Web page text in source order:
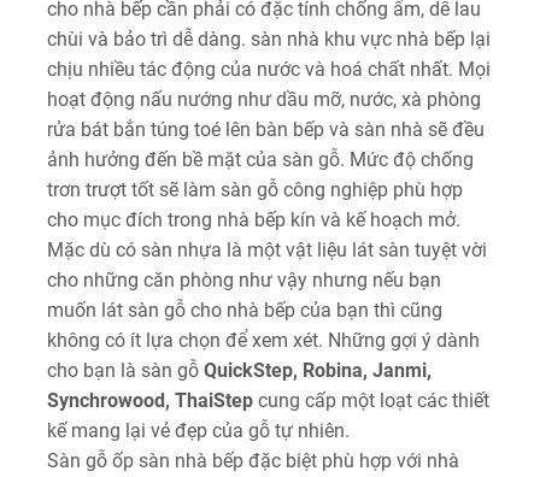
cho nhà bếp cần phải có đặc tính chống ẩm, dễ lau
chùi và bảo trì dễ dàng. sàn nhà khu vực nhà bếp lại
chịu nhiều tác động của nước và hoá chất nhất. Mọi
hoạt động nấu nướng như dầu mỡ, nước, xà phòng
rửa bát bắn túng toé lên bàn bếp và sàn nhà sẽ đều
ảnh hưởng đến bề mặt của sàn gỗ. Mức độ chống
trơn trượt tốt sẽ làm sàn gỗ công nghiệp phù hợp
cho mục đích trong nhà bếp kín và kế hoạch mở.
Mặc dù có sàn nhựa là một vật liệu lát sàn tuyệt vời
cho những căn phòng như vậy nhưng nếu bạn
muốn lát sàn gỗ cho nhà bếp của bạn thì cũng
không có ít lựa chọn để xem xét. Những gợi ý dành
cho bạn là sàn gỗ QuickStep, Robina, Janmi,
Synchrowood, ThaiStep cung cấp một loạt các thiết
kế mang lại vẻ đẹp của gỗ tự nhiên.
Sàn gỗ ốp sàn nhà bếp đặc biệt phù hợp với nhà